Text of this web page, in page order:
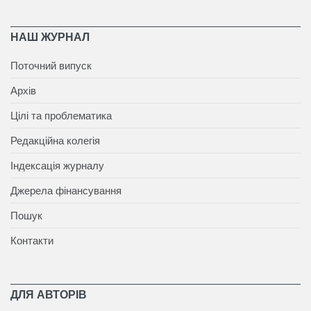
НАШ ЖУРНАЛ
Поточний випуск
Архів
Цілі та проблематика
Редакційна колегія
Індексація журналу
Джерела фінансування
Пошук
Контакти
ДЛЯ АВТОРІВ